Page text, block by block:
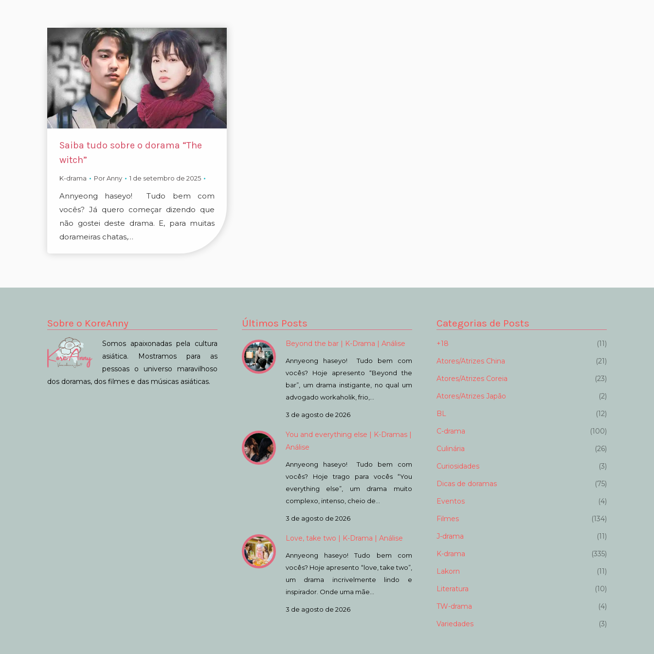
Saiba tudo sobre o dorama “The
witch”
K-drama PorAnny 1 de setembro de 2025
Annyeong haseyo! Tudo bem com
vocês? Já quero começar dizendo que
não gostei deste drama. E, para muitas
dorameiras chatas,…
Sobre o KoreAnny
Somos apaixonadas pela cultura
asiática. Mostramos para as
pessoas o universo maravilhoso
dos doramas, dos filmes e das músicas asiáticas.
Últimos Posts
Beyond the bar | K-Drama | Análise
Annyeong haseyo! Tudo bem com
vocês? Hoje apresento “Beyond the
bar”, um drama instigante, no qual um
advogado workaholik, frio,…
3 de agosto de 2026
You and everything else | K-Dramas |
Análise
Annyeong haseyo! Tudo bem com
vocês? Hoje trago para vocês “You
everything else”, um drama muito
complexo, intenso, cheio de…
3 de agosto de 2026
Love, take two | K-Drama | Análise
Annyeong haseyo! Tudo bem com
vocês? Hoje apresento “love, take two”,
um drama incrivelmente lindo e
inspirador. Onde uma mãe…
3 de agosto de 2026
Categorias de Posts
+18
(11)
Atores/Atrizes China
(21)
Atores/Atrizes Coreia
(23)
Atores/Atrizes Japão
(2)
BL
(12)
C-drama
(100)
Culinária
(26)
Curiosidades
(3)
Dicas de doramas
(75)
Eventos
(4)
Filmes
(134)
J-drama
(11)
K-drama
(335)
Lakorn
(11)
Literatura
(10)
TW-drama
(4)
Variedades
(3)